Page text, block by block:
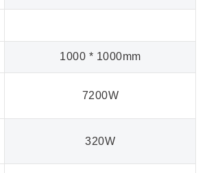
1000 * 1000mm
7200W
320W